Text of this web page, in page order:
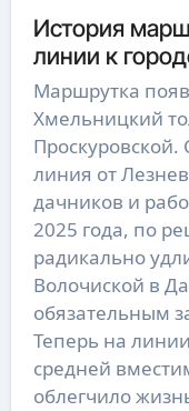
История
линии к
Маршрутка
Хмельницкий
Проскуровской.
линия от
дачников и
2025 года, по
радикально
Волочиской в
обязательным
Теперь на
средней
облегчило